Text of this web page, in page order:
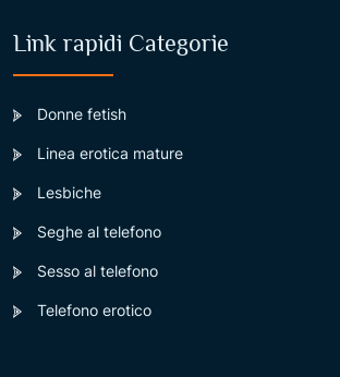
Link rapidi Categorie
Donne fetish
Linea erotica mature
Lesbiche
Seghe al telefono
Sesso al telefono
Telefono erotico